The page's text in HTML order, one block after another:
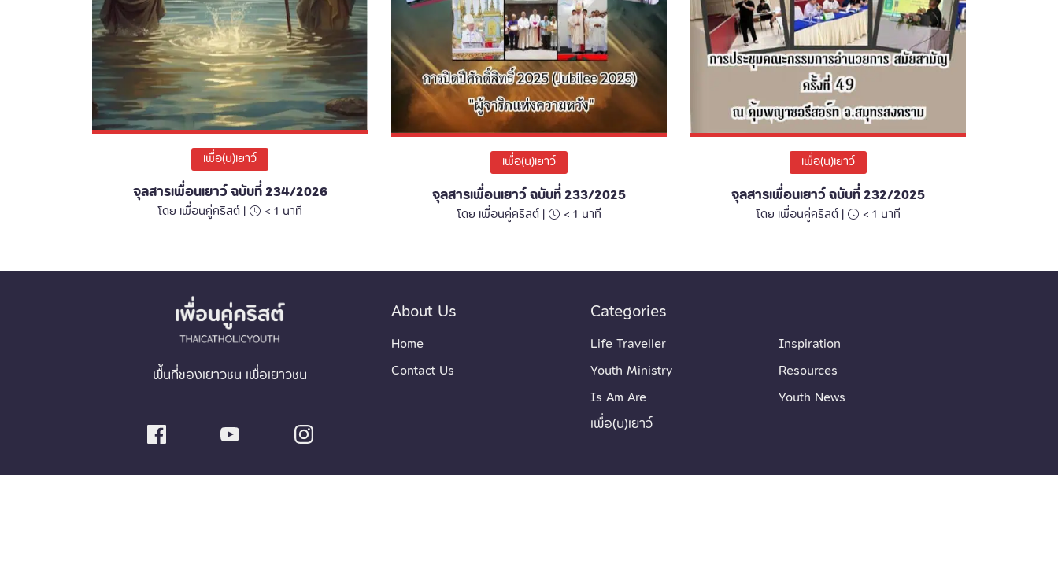
เพื่อ(น)เยาว์
จุลสารเพื่อนเยาว์ ฉบับที่ 234/2026
โดย เพื่อนคู่คริสต์ | < 1 นาที
เพื่อ(น)เยาว์
จุลสารเพื่อนเยาว์ ฉบับที่ 233/2025
โดย เพื่อนคู่คริสต์ | < 1 นาที
เพื่อ(น)เยาว์
จุลสารเพื่อนเยาว์ ฉบับที่ 232/2025
โดย เพื่อนคู่คริสต์ | < 1 นาที
พื้นที่ของเยาวชน เพื่อเยาวชน
About Us
Home
Contact Us
Categories
Life Traveller
Inspiration
Youth Ministry
Resources
Is Am Are
Youth News
เพื่อ(น)เยาว์